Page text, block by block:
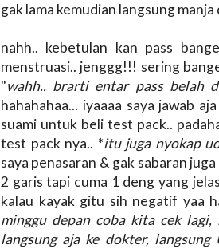
gak lama kemudian langsung
nahh.. kebetulan kan pass
menstruasi.. jenggg!!! sering
"wahh.. brarti entar pass belah
hahahahaa... iyaaaa saya jawab
suami untuk beli test pack..
test pack nya.. *itu juga nyokap
saya penasaran & gak sabaran
2 garis tapi cuma 1 deng yang
kalau kayak gitu sih negatif yaa
minggu depan coba kita cek
langsung aja ke dokter, langsung